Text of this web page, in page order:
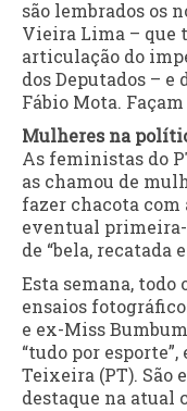
são lembrados os
Vieira Lima – que
articulação do
dos Deputados – e
Fábio Mota.
Mulheres na
As feministas do
as chamou de
fazer chacota com
eventual primeira-
de “bela, recatada
Esta semana, todo
ensaios
e ex-Miss
“tudo por
Teixeira (PT). São
destaque na atual